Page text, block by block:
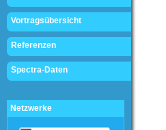
Vortragsübersicht
Referenzen
Spectra-Daten
Netzwerke